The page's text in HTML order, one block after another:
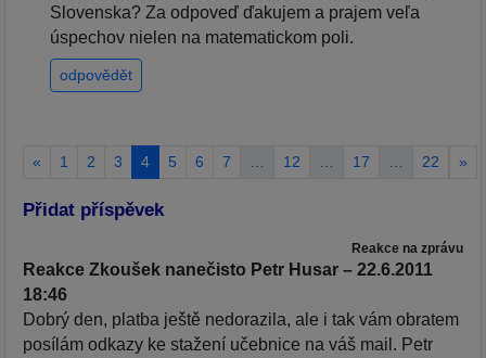
Slovenska? Za odpoveď ďakujem a prajem veľa
úspechov nielen na matematickom poli.
odpovědět
« 1 2 3 4 5 6 7 12 17 22 »
Přidat příspěvek
Reakce na zprávu
Reakce Zkoušek nanečisto Petr Husar – 22.6.2011
18:46
Dobrý den, platba ještě nedorazila, ale i tak vám obratem
posílám odkazy ke stažení učebnice na váš mail. Petr